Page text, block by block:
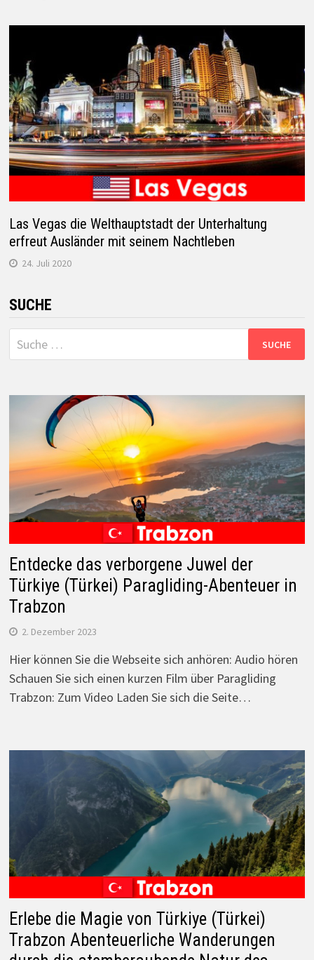
Las Vegas die Welthauptstadt der Unterhaltung
erfreut Ausländer mit seinem Nachtleben
24. Juli 2020
SUCHE
Suche
nach:
Entdecke das verborgene Juwel der
Türkiye (Türkei) Paragliding-Abenteuer in
Trabzon
2. Dezember 2023
Hier können Sie die Webseite sich anhören: Audio hören
Schauen Sie sich einen kurzen Film über Paragliding
Trabzon: Zum Video Laden Sie sich die Seite…
Erlebe die Magie von Türkiye (Türkei)
Trabzon Abenteuerliche Wanderungen